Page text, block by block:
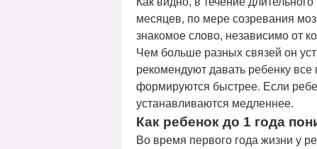
месяцев, по мере созревания
знакомое слово, независимо от
Чем больше разных связей он
рекомендуют давать ребенку
формируются быстрее. Если
устанавливаются медленнее.
Как ребенок до 1 года
Во время первого года жизни у